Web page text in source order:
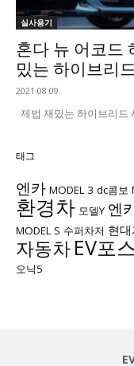
실사용기
혼다 뉴 어코드
밌는 하이브리
2021.08.09
제법 재밌는 하이브리드
태그
엔카 MODEL 3 dc콤보
환경차 모델Y 엔
MODEL S 수퍼차저 현
자동차EV포
오닉5